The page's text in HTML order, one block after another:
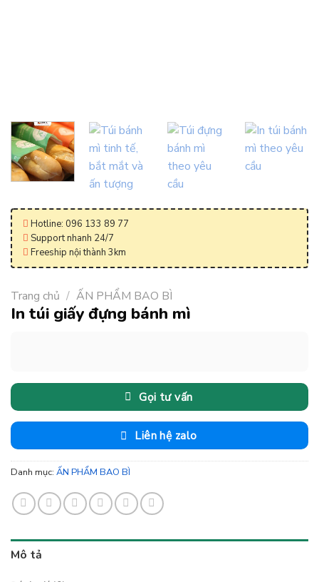
Hotline: 096 133 89 77
Support nhanh 24/7
Freeship nội thành 3km
Trang chủ / ẤN PHẨM BAO BÌ
In túi giấy đựng bánh mì
Gọi tư vấn
Liên hệ zalo
Danh mục: ẤN PHẨM BAO BÌ
Mô tả